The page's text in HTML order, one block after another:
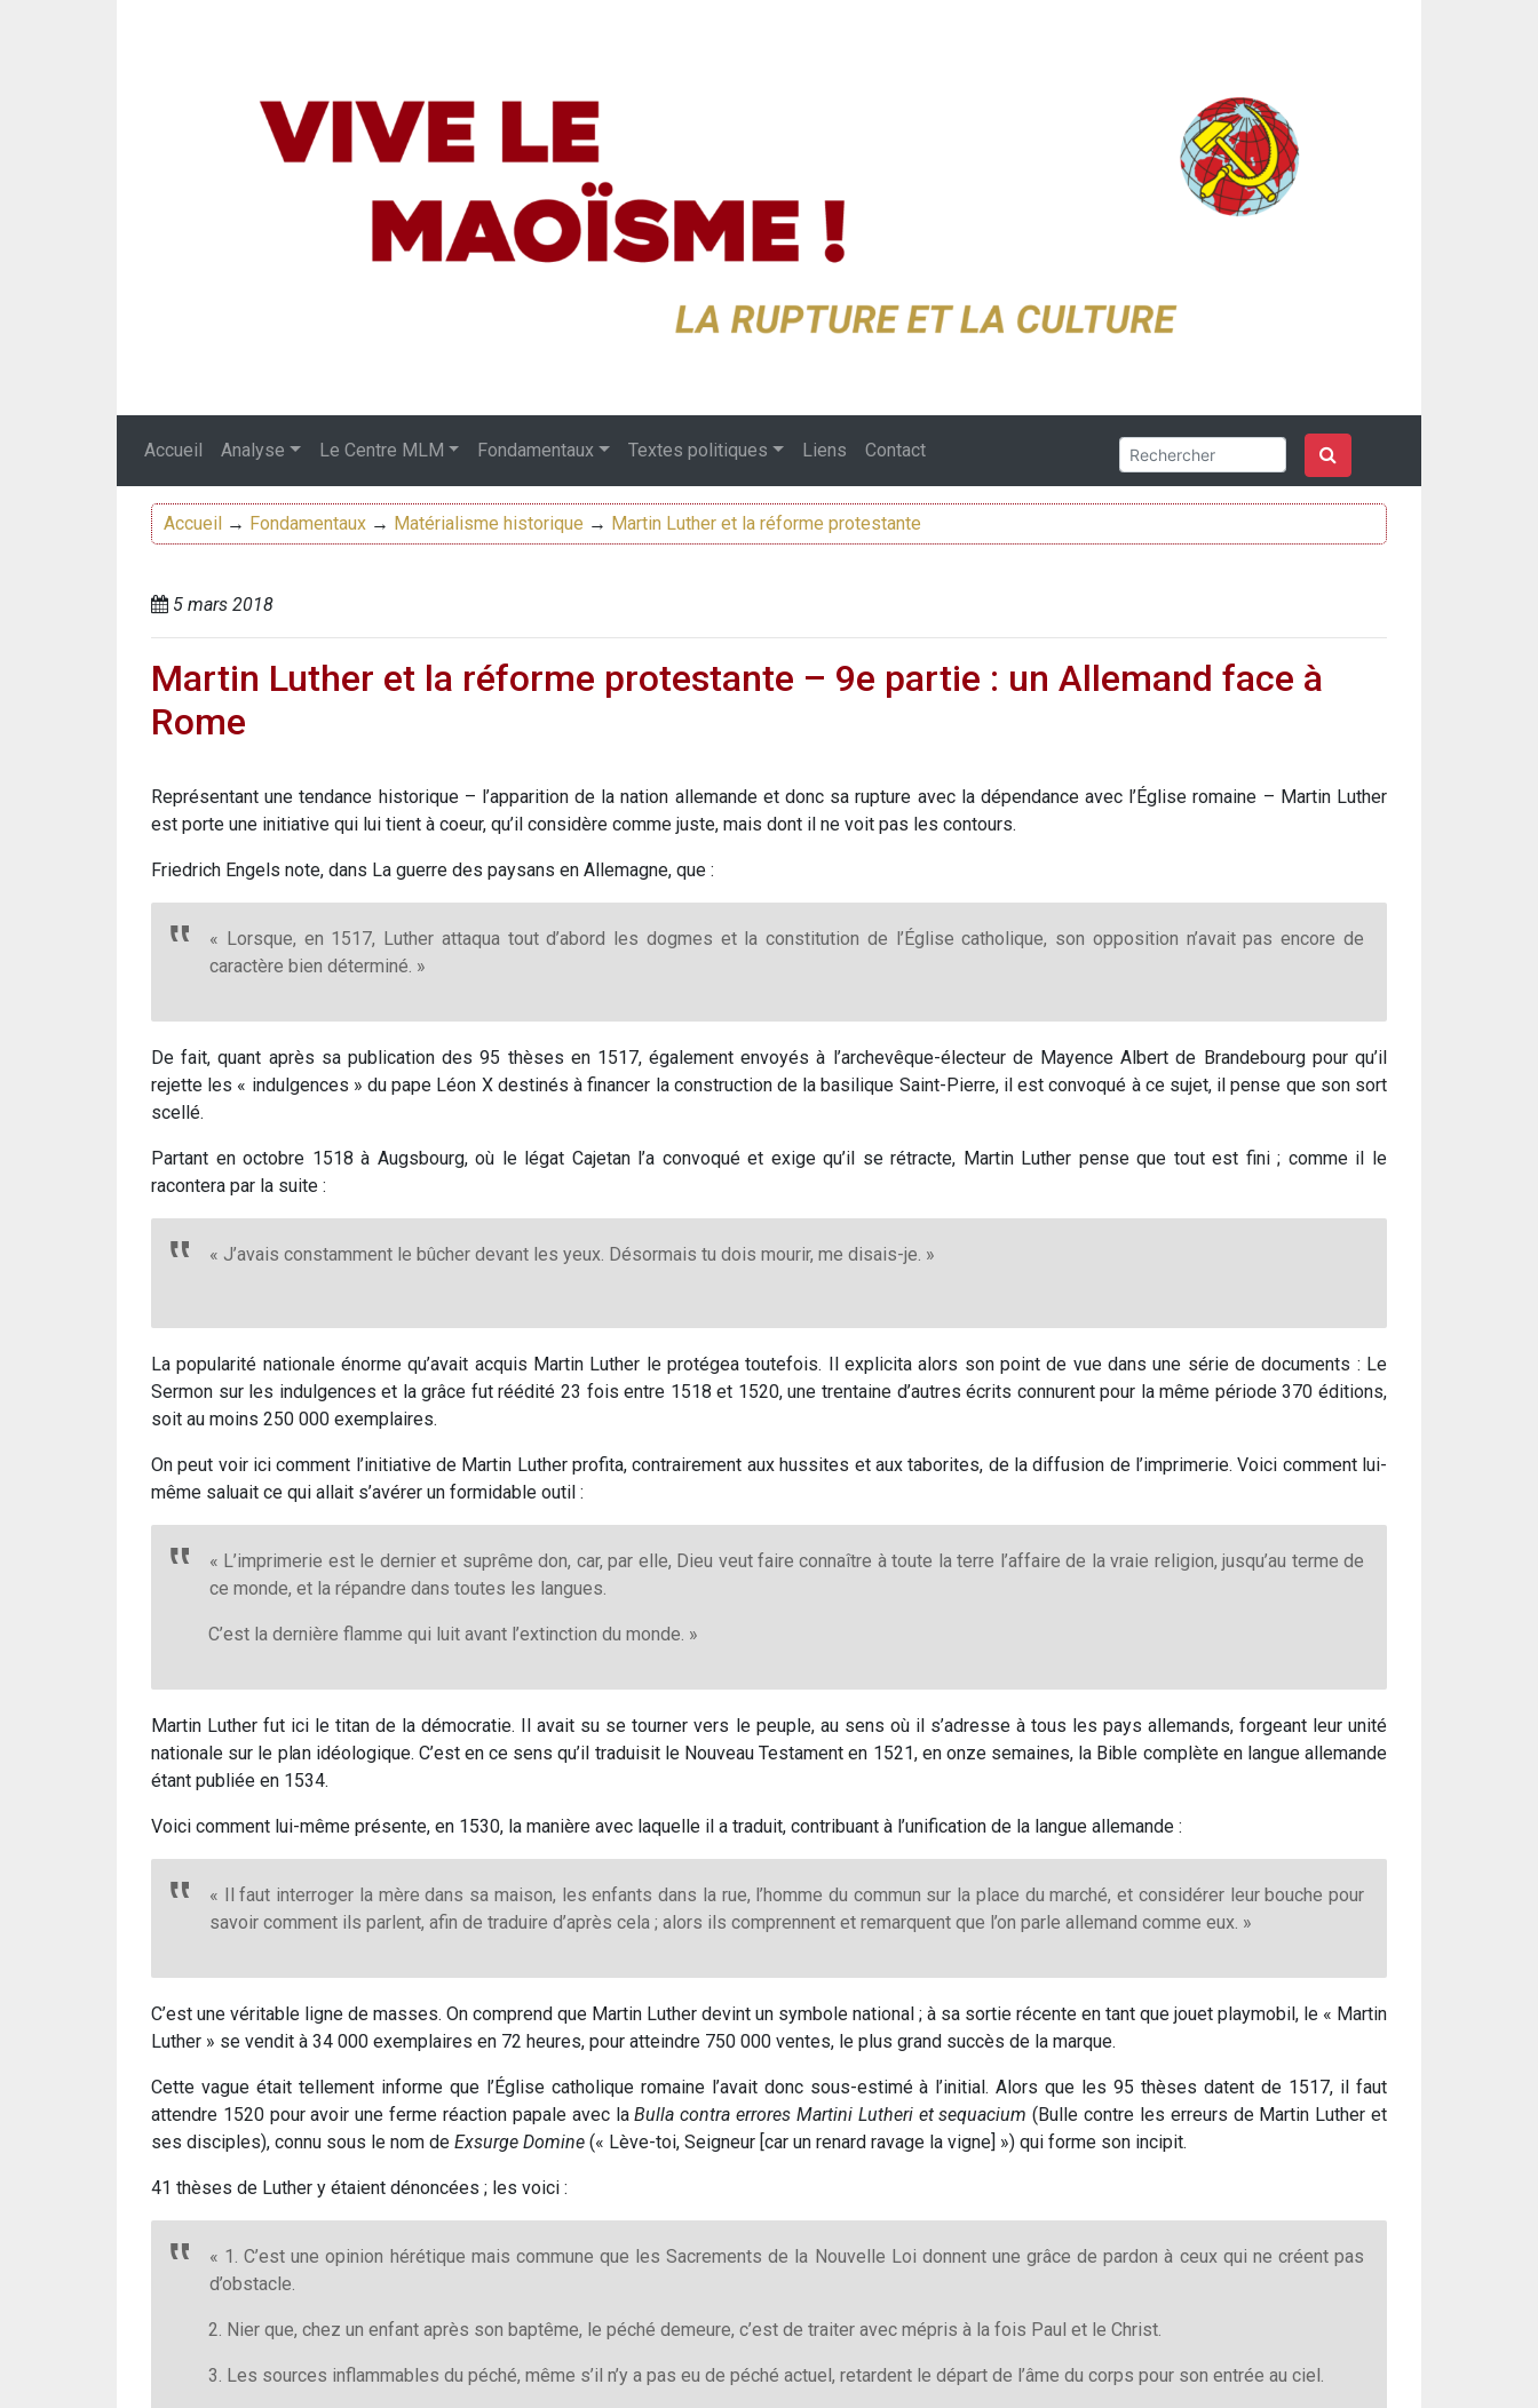
Accueil Analyse Le Centre MLM Fondamentaux Textes politiques Liens Contact
Accueil → Fondamentaux → Matérialisme historique → Martin Luther et la réforme protestante
5 mars 2018
Martin Luther et la réforme protestante – 9e partie : un Allemand face à
Rome
Représentant une tendance historique – l’apparition de la nation allemande et donc sa rupture avec la dépendance avec l’Église romaine – Martin Luther
est porte une initiative qui lui tient à coeur, qu’il considère comme juste, mais dont il ne voit pas les contours.
Friedrich Engels note, dans La guerre des paysans en Allemagne, que :
« Lorsque, en 1517, Luther attaqua tout d’abord les dogmes et la constitution de l’Église catholique, son opposition n’avait pas encore de
caractère bien déterminé. »
De fait, quant après sa publication des 95 thèses en 1517, également envoyés à l’archevêque-électeur de Mayence Albert de Brandebourg pour qu’il
rejette les « indulgences » du pape Léon X destinés à financer la construction de la basilique Saint-Pierre, il est convoqué à ce sujet, il pense que son sort
scellé.
Partant en octobre 1518 à Augsbourg, où le légat Cajetan l’a convoqué et exige qu’il se rétracte, Martin Luther pense que tout est fini ; comme il le
racontera par la suite :
« J’avais constamment le bûcher devant les yeux. Désormais tu dois mourir, me disais-je. »
La popularité nationale énorme qu’avait acquis Martin Luther le protégea toutefois. Il explicita alors son point de vue dans une série de documents : Le
Sermon sur les indulgences et la grâce fut réédité 23 fois entre 1518 et 1520, une trentaine d’autres écrits connurent pour la même période 370 éditions,
soit au moins 250 000 exemplaires.
On peut voir ici comment l’initiative de Martin Luther profita, contrairement aux hussites et aux taborites, de la diffusion de l’imprimerie. Voici comment lui-
même saluait ce qui allait s’avérer un formidable outil :
« L’imprimerie est le dernier et suprême don, car, par elle, Dieu veut faire connaître à toute la terre l’affaire de la vraie religion, jusqu’au terme de
ce monde, et la répandre dans toutes les langues.
C’est la dernière flamme qui luit avant l’extinction du monde. »
Martin Luther fut ici le titan de la démocratie. Il avait su se tourner vers le peuple, au sens où il s’adresse à tous les pays allemands, forgeant leur unité
nationale sur le plan idéologique. C’est en ce sens qu’il traduisit le Nouveau Testament en 1521, en onze semaines, la Bible complète en langue allemande
étant publiée en 1534.
Voici comment lui-même présente, en 1530, la manière avec laquelle il a traduit, contribuant à l’unification de la langue allemande :
« Il faut interroger la mère dans sa maison, les enfants dans la rue, l’homme du commun sur la place du marché, et considérer leur bouche pour
savoir comment ils parlent, afin de traduire d’après cela ; alors ils comprennent et remarquent que l’on parle allemand comme eux. »
C’est une véritable ligne de masses. On comprend que Martin Luther devint un symbole national ; à sa sortie récente en tant que jouet playmobil, le « Martin
Luther » se vendit à 34 000 exemplaires en 72 heures, pour atteindre 750 000 ventes, le plus grand succès de la marque.
Cette vague était tellement informe que l’Église catholique romaine l’avait donc sous-estimé à l’initial. Alors que les 95 thèses datent de 1517, il faut
attendre 1520 pour avoir une ferme réaction papale avec laBulla contra errores Martini Lutheri et sequacium (Bulle contre les erreurs de Martin Luther et
ses disciples), connu sous le nom de Exsurge Domine (« Lève-toi, Seigneur [car un renard ravage la vigne] ») qui forme son incipit.
41 thèses de Luther y étaient dénoncées ; les voici :
« 1. C’est une opinion hérétique mais commune que les Sacrements de la Nouvelle Loi donnent une grâce de pardon à ceux qui ne créent pas
d’obstacle.
2. Nier que, chez un enfant après son baptême, le péché demeure, c’est de traiter avec mépris à la fois Paul et le Christ.
3. Les sources inflammables du péché, même s’il n’y a pas eu de péché actuel, retardent le départ de l’âme du corps pour son entrée au ciel.